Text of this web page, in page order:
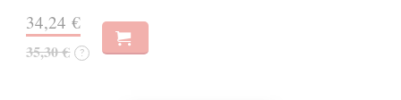
34,24 €
35,30 € ?